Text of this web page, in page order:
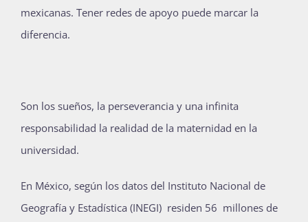
mexicanas. Tener redes de apoyo puede marcar la
diferencia.
Son los sueños, la perseverancia y una infinita
responsabilidad la realidad de la maternidad en la
universidad.
En México, según los datos del Instituto Nacional de
Geografía y Estadística (INEGI) residen 56 millones de